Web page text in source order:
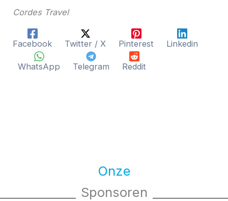
Cordes Travel
Facebook Twitter / X Pinterest Linkedin
WhatsApp Telegram Reddit
Onze
Sponsoren